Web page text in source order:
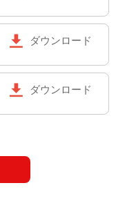
 ダウンロード
 ダウンロード